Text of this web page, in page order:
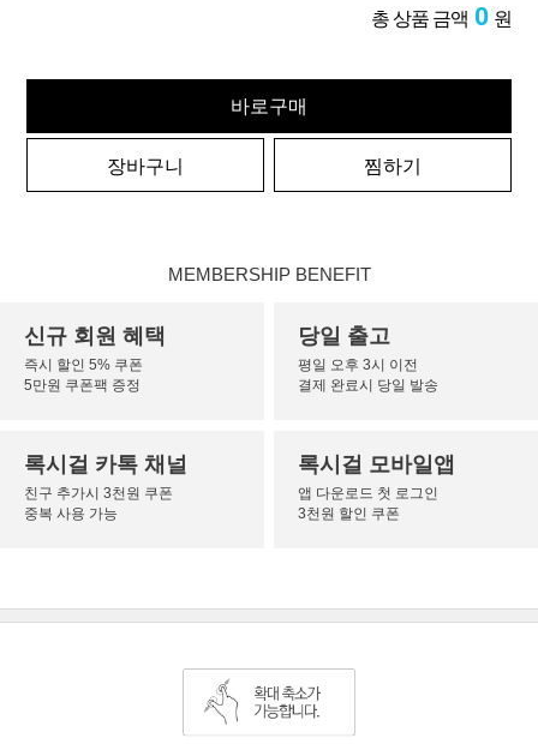
총 상품 금액 0 원
바로구매
장바구니 찜하기
MEMBERSHIP BENEFIT
신규 회원 혜택
즉시 할인 5% 쿠폰
5만원 쿠폰팩 증정
당일 출고
평일 오후 3시 이전
결제 완료시 당일 발송
록시걸 카톡 채널
친구 추가시 3천원 쿠폰
중복 사용 가능
록시걸 모바일앱
앱 다운로드 첫 로그인
3천원 할인 쿠폰